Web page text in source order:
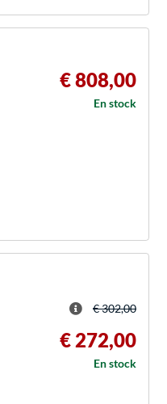
€ 808,00
En stock
€ 302,00
€ 272,00
En stock